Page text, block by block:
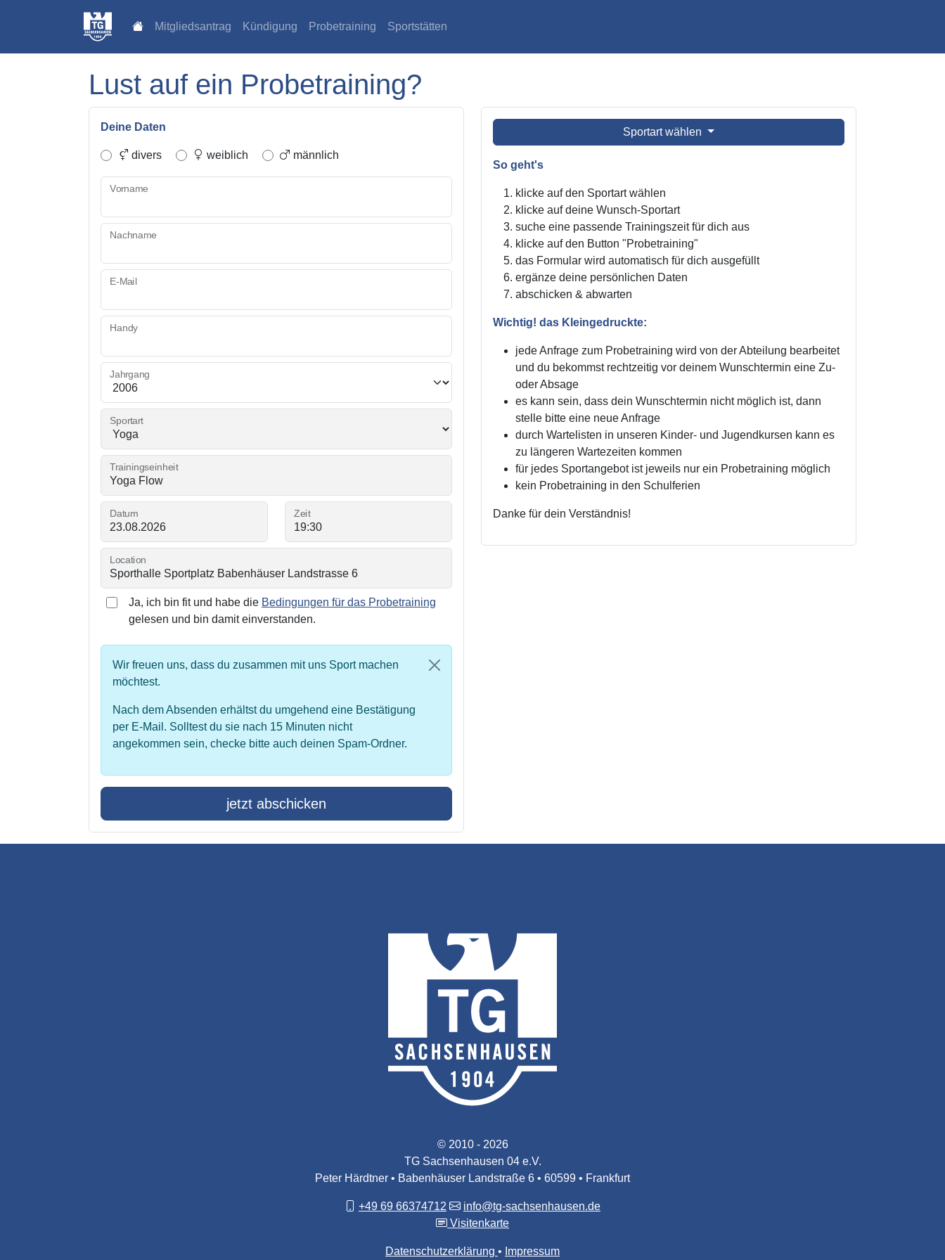
Mitgliedsantrag Kündigung Probetraining Sportstätten
Lust auf ein Probetraining?
Deine Daten
divers weiblich männlich
Vorname
Nachname
E-Mail
Handy
Jahrgang
Sportart
Trainingseinheit
Datum Zeit
Location
Ja, ich bin fit und habe die Bedingungen für das Probetraining
gelesen und bin damit einverstanden.
Wir freuen uns, dass du zusammen mit uns Sport machen
möchtest.
Nach dem Absenden erhältst du umgehend eine Bestätigung
per E-Mail. Solltest du sie nach 15 Minuten nicht
angekommen sein, checke bitte auch deinen Spam-Ordner.
jetzt abschicken
Sportart wählen
So geht's
klicke auf den Sportart wählen
klicke auf deine Wunsch-Sportart
suche eine passende Trainingszeit für dich aus
klicke auf den Button "Probetraining"
das Formular wird automatisch für dich ausgefüllt
ergänze deine persönlichen Daten
abschicken & abwarten
Wichtig! das Kleingedruckte:
jede Anfrage zum Probetraining wird von der Abteilung bearbeitet
und du bekommst rechtzeitig vor deinem Wunschtermin eine Zu-
oder Absage
es kann sein, dass dein Wunschtermin nicht möglich ist, dann
stelle bitte eine neue Anfrage
durch Wartelisten in unseren Kinder- und Jugendkursen kann es
zu längeren Wartezeiten kommen
für jedes Sportangebot ist jeweils nur ein Probetraining möglich
kein Probetraining in den Schulferien
Danke für dein Verständnis!
© 2010 - 2026
TG Sachsenhausen 04 e.V.
Peter Härdtner • Babenhäuser Landstraße 6 • 60599 • Frankfurt
+49 69 66374712
info@tg-sachsenhausen.de
Visitenkarte
Datenschutzerklärung Impressum